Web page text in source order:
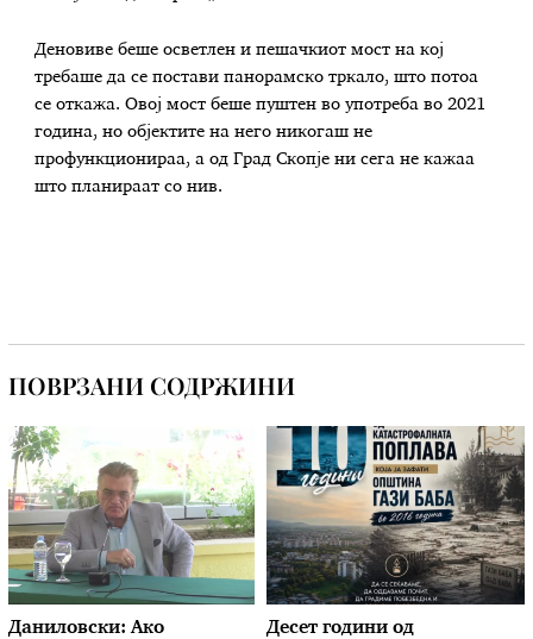
Деновиве беше осветлен и пешачкиот мост на кој
требаше да се постави панорамско тркало, што потоа
се откажа. Овој мост беше пуштен во употреба во 2021
година, но објектите на него никогаш не
профункционираа, а од Град Скопје ни сега не кажаа
што планираат со нив.
ПОВРЗАНИ СОДРЖИНИ
Даниловски: Ако
Десет години од